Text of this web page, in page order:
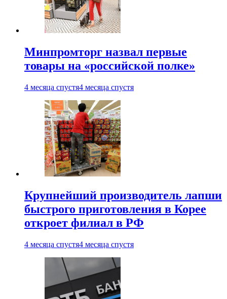
Минпромторг назвал первые
товары на «российской полке»
4 месяца спустя4 месяца спустя
Крупнейший производитель лапши
быстрого приготовления в Корее
откроет филиал в РФ
4 месяца спустя4 месяца спустя